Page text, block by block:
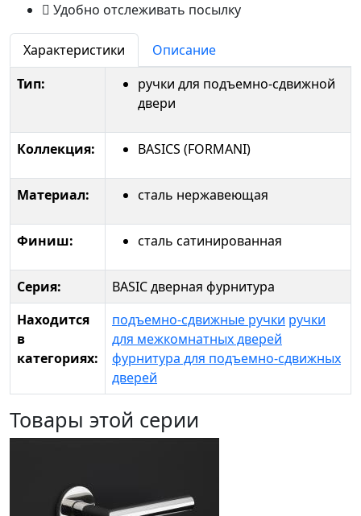
Удобно отслеживать посылку
Характеристики
Описание
Тип:
ручки для подъемно-сдвижной
двери
Коллекция: BASICS (FORMANI)
Материал: сталь нержавеющая
Финиш: сталь сатинированная
Серия:
BASIC дверная фурнитура
Находится
в
категориях:
подъемно-сдвижные ручки ручки
для межкомнатных дверей
фурнитура для подъемно-сдвижных
дверей
Товары этой серии